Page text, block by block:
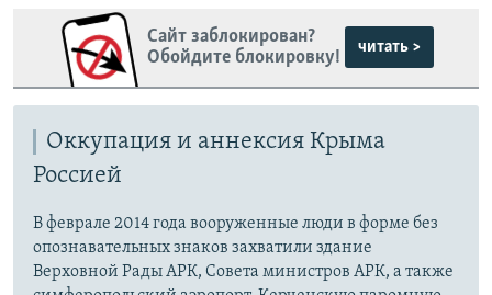
Крым.Реалии
зеркального сайта:
https://krymridzbveosfgsz-
fngvbuhxbscecdba.z02.azurefd.net/
Telegram
Viber
Крым.Реалии
установить VPN
Сайт заблокирован?
Обойдите блокировку!
читать >
Оккупация и аннексия Крыма
Россией
В феврале 2014 года вооруженные люди в форме без
опознавательных знаков захватили здание
Верховной Рады АРК, Совета министров АРК, а также